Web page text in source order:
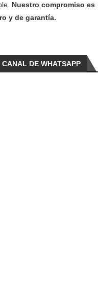
Nuestro compromiso es
y de garantía.
DE WHATSAPP